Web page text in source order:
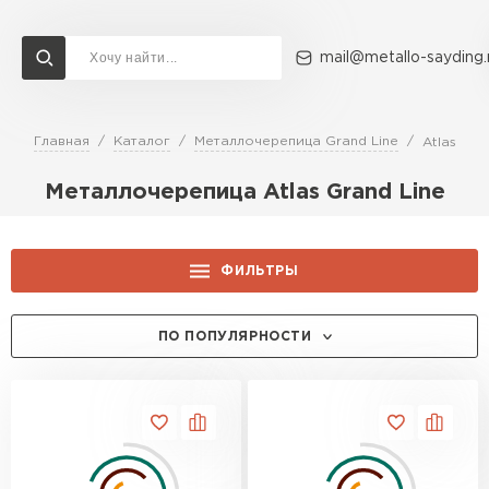
mail@metallo-
Главная Каталог Металлочерепица Grand Line Atlas
Металлочерепица Atlas Grand Line
ФИЛЬТРЫ
RAL 3005
RAL 6005
КОЛЛЕКЦИЯ:
ПО ПОПУЛЯРНОСТИ
Доставка и оплата Акции О компании Контакты
ВСЕ ПРОИЗВОДИТЕЛИ